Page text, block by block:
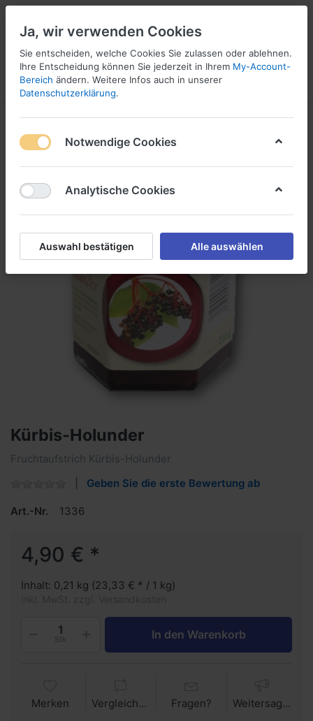
Menü Anmelden Vergleichen Wunschliste
Kürbis-Holunder
Fruchtaufstrich Kürbis-Holunder
Geben Sie die erste Bewertung ab
Art.-Nr. 1336
4,90 € *
Inhalt: 0,21 kg (23,33 € * / 1 kg)
Stk In den Warenkorb
Merken Vergleichen Fragen? Weitersagen
Ja, wir verwenden Cookies
Sie entscheiden, welche Cookies Sie zulassen oder ablehnen.
Ihre Entscheidung können Sie jederzeit in Ihrem My-Account-
Bereich ändern. Weitere Infos auch in unserer
Datenschutzerklärung.
Notwendige Cookies
Analytische Cookies
Auswahl bestätigen Alle auswählen